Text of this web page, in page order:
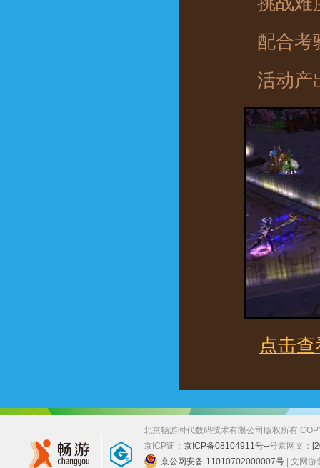
配合考
活动产出
点击
北京畅游时代数码技术有限公司版权所有
京ICP证： 京ICP备08104911号--号京网文：
京公网安备 11010702000007号 | 文网游